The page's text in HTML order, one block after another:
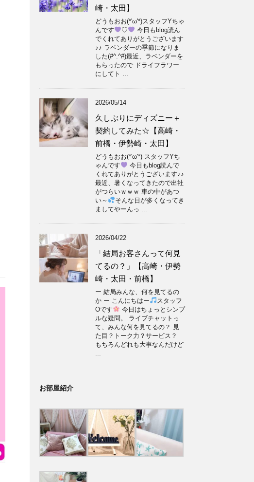
崎・太田】
どうもおお(*'ω'*)スタッフYちゃ
んです
♡
今日もblog読ん
でくれてありがとうございます
♪♪ ラベンダーの季節になりま
した(#^.^#)最近、ラベンダーを
もらったので ドライフラワー
にしてト ...
2026/05/14
久しぶりにディズニー＋
契約してみた☆【高崎・
前橋・伊勢崎・太田】
どうもおお(*'ω'*) スタッフYち
ゃんです
今日もblog読んで
くれてありがとうございます♪♪
最近、暑くなってきたので出社
がつらいｗｗｗ 車の中があつ
い～
そんな日が多くなってき
ましてやーんっ ...
2026/04/22
「結局お客さんって何見
てるの？」【高崎・伊勢
崎・太田・前橋】
ー 結局みんな、何を見てるの
か ー こんにちはー
スタッフ
Oです
今日はちょっとシンプ
ルな疑問。 ライブチャットっ
て、みんな何を見てるの？ 見
た目？トーク力？サービス？
もちろんどれも大事なんだけど
...
お部屋紹介